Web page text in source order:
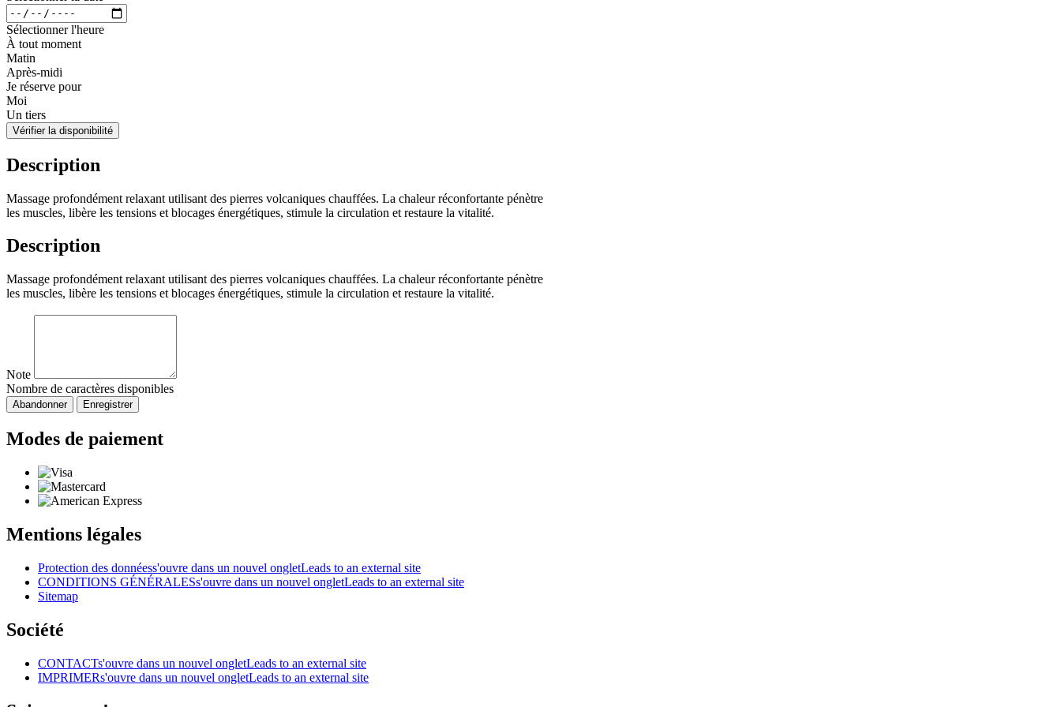
Sélectionner l'heure
À tout moment
Matin
Après-midi
Je réserve pour
Moi
Un tiers
Vérifier la disponibilité
Description
Massage profondément relaxant utilisant des pierres volcaniques chauffées. La chaleur réconfortante pénètre
les muscles, libère les tensions et blocages énergétiques, stimule la circulation et restaure la vitalité.
Description
Massage profondément relaxant utilisant des pierres volcaniques chauffées. La chaleur réconfortante pénètre
les muscles, libère les tensions et blocages énergétiques, stimule la circulation et restaure la vitalité.
Note
Nombre de caractères disponibles
Abandonner Enregistrer
Modes de paiement
Mentions légales
Protection des donnéess'ouvre dans un nouvel ongletLeads to an external site
CONDITIONS GÉNÉRALESs'ouvre dans un nouvel ongletLeads to an external site
Sitemap
Société
CONTACTs'ouvre dans un nouvel ongletLeads to an external site
IMPRIMERs'ouvre dans un nouvel ongletLeads to an external site